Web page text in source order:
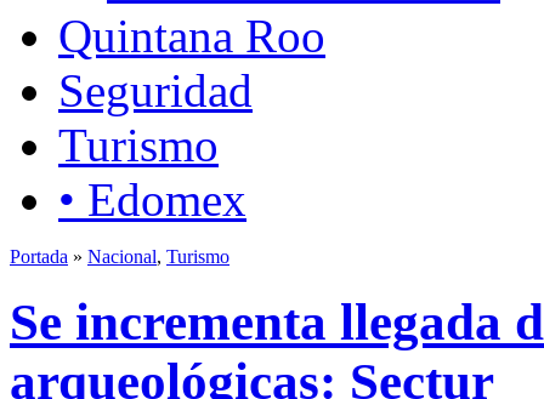
Quintana Roo
Seguridad
Turismo
• Edomex
Portada » Nacional, Turismo
Se incrementa llegada
arqueológicas: Sectur